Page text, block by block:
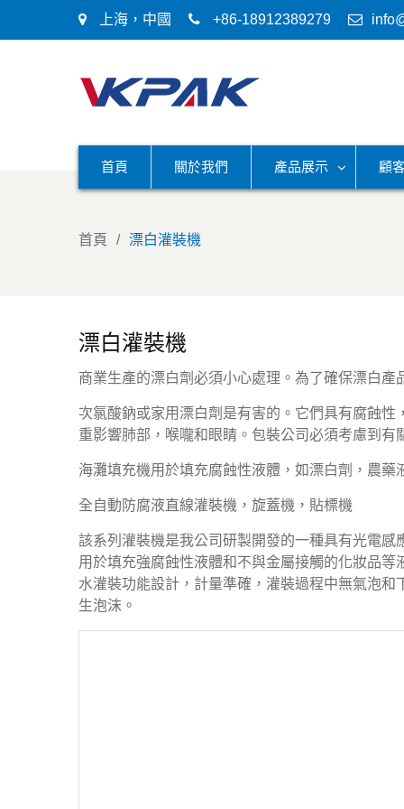
上海，中國 +86-18912389279
首頁
關於我們 產品展示 顧
首頁 漂白灌裝機
漂白灌裝機
商業生產的漂白劑必須小心處理。為了確保漂白
次氯酸鈉或家用漂白劑是有害的。它們具有腐蝕
重影響肺部，喉嚨和眼睛。包裝公司必須考慮到
海灘填充機用於填充腐蝕性液體，如漂白劑，農藥
全自動防腐液直線灌裝機，旋蓋機，貼標機
該系列灌裝機是我公司研製開發的一種具有光電
用於填充強腐蝕性液體和不與金屬接觸的化妝品
水灌裝功能設計，計量準確，灌裝過程中無氣泡
生泡沫。